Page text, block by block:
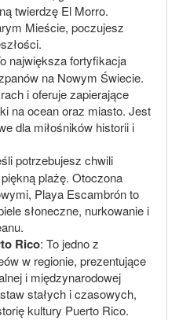
twierdzę El Morro.
Mieście, poczujesz
największa fortyfikacja
na Nowym Świecie.
i oferuje zapierające
na ocean oraz miasto. Jest
dla miłośników historii i
potrzebujesz chwili
plażę. Otoczona
Playa Escambrón to
słoneczne, nurkowanie i
Rico: To jedno z
w regionie, prezentujące
i międzynarodowej
stałych i czasowych,
kultury Puerto Rico.